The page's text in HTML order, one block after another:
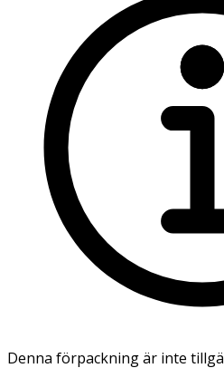
Denna förpackning är inte